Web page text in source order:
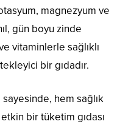
magnezyum ve
gün boyu zinde
vitaminlerle sağlıklı
bir gıdadır.
hem sağlık
bir tüketim gıdası